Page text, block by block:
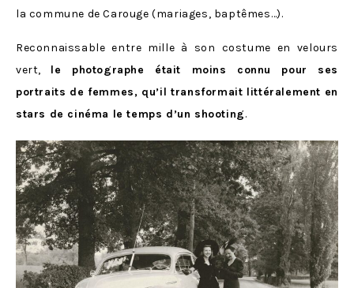
la commune de Carouge (mariages, baptêmes…).
Reconnaissable entre mille à son costume en velours
vert, le photographe était moins connu pour ses
portraits de femmes, qu’il transformait littéralement en
stars de cinéma le temps d’un shooting.